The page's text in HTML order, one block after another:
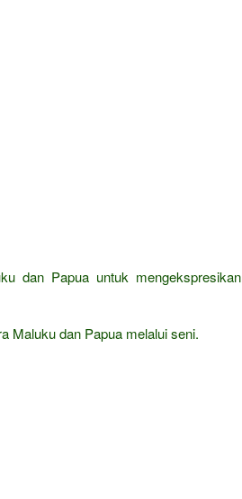
dan Papua untuk mengekspresikan
Maluku dan Papua melalui seni.